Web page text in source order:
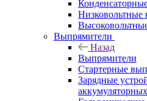
Низковольтные
Выпрямители
Назад
Выпрямители
Стартерные
Зарядные